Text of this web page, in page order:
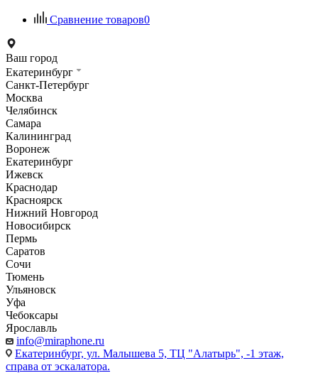
Сравнение товаров0
Ваш город
Екатеринбург
Санкт-Петербург
Москва
Челябинск
Самара
Калининград
Воронеж
Екатеринбург
Ижевск
Краснодар
Красноярск
Нижний Новгород
Новосибирск
Пермь
Саратов
Сочи
Тюмень
Ульяновск
Уфа
Чебоксары
Ярославль
info@miraphone.ru
Екатеринбург, ул. Малышева 5, ТЦ "Алатырь", -1 этаж,
справа от эскалатора.